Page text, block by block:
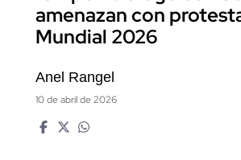
amenazan con
Mundial 2026
Anel Rangel
10 de abril de 2026